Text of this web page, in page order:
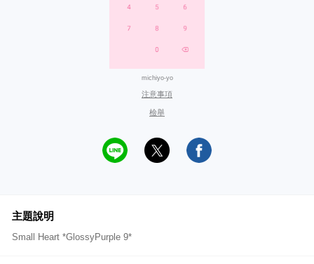
michiyo-yo
注意事項
檢舉
主題說明
Small Heart *GlossyPurple 9*